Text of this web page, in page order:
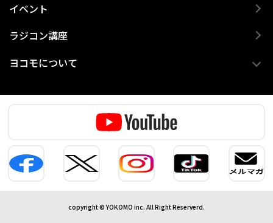
イベント
ラジコン講座
ヨコモについて
copyright © YOKOMO inc. All Right Reserverd.